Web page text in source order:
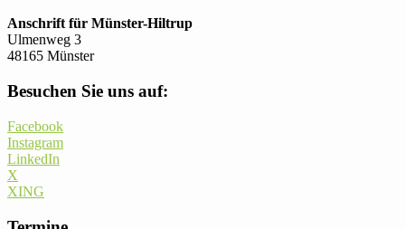
Anschrift für Münster-Hiltrup
Ulmenweg 3
48165 Münster
Besuchen Sie uns auf:
Facebook
Instagram
LinkedIn
X
XING